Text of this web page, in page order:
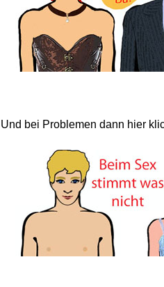
Und bei Problemen dann hier